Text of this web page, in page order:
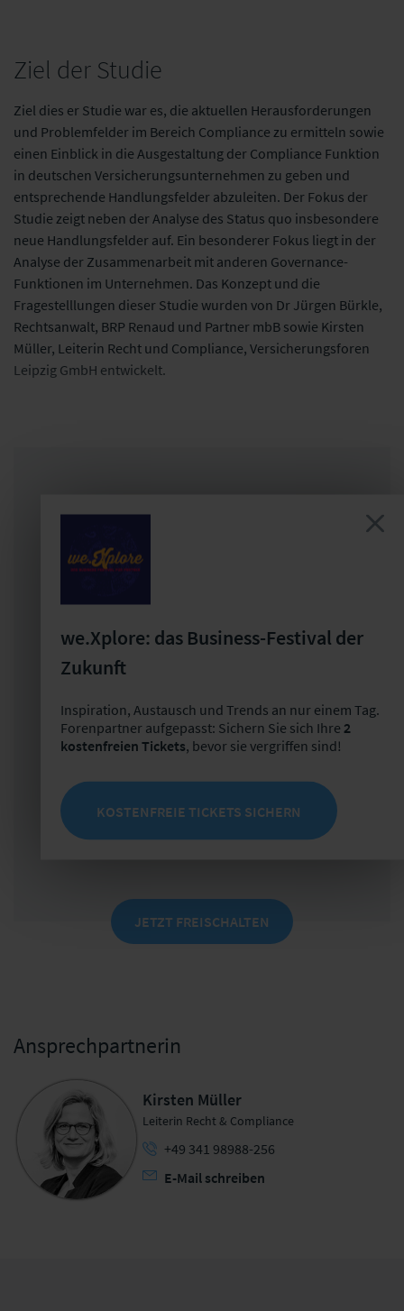
Ziel der Studie
Ziel dies er Studie war es, die aktuellen Herausforderungen
und Problemfelder im Bereich Compliance zu ermitteln sowie
einen Einblick in die Ausgestaltung der Compliance Funktion
in deutschen Versicherungsunternehmen zu geben und
entsprechende Handlungsfelder abzuleiten. Der Fokus der
Studie zeigt neben der Analyse des Status quo insbesondere
neue Handlungsfelder auf. Ein besonderer Fokus liegt in der
Analyse der Zusammenarbeit mit anderen Governance-
Funktionen im Unternehmen. Das Konzept und die
Fragestelllungen dieser Studie wurden von Dr Jürgen Bürkle,
Rechtsanwalt, BRP Renaud und Partner mbB sowie Kirsten
Müller, Leiterin Recht und Compliance, Versicherungsforen
Leipzig GmbH entwickelt.
Studie kaufen
und Handlungsfelder zur Compliance in
Versicherungsunternehmen
Kosten:
Versicherungsunternehmen 150 EUR*
Dienstleistungsunternehmen 590 EUR*
*zzgl. MwSt., Forenpartner erhalten 10 Prozent Rabatt auf
die angegebenen Preise
JETZT FREISCHALTEN
Ansprechpartnerin
Kirsten Müller
Leiterin Recht & Compliance
+49 341 98988-256
E-Mail schreiben
we.Xplore: das Business-Festival der
Zukunft
Inspiration, Austausch und Trends an nur einem Tag.
Forenpartner aufgepasst: Sichern Sie sich Ihre 2
kostenfreien Tickets, bevor sie vergriffen sind!
KOSTENFREIE TICKETS SICHERN